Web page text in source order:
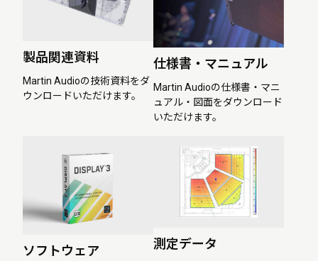
製品関連資料
Martin Audioの技術資料をダ
ウンロードいただけます。
仕様書・マニュアル
Martin Audioの仕様書・マニ
ュアル・図面をダウンロード
いただけます。
ソフトウェア 測定データ